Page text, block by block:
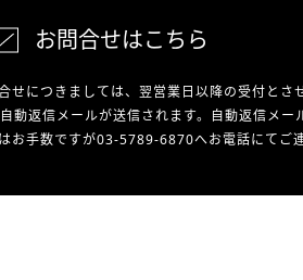
お問合せはこちら
につきましては、翌営業日以降の受付とさ
返信メールが送信されます。自動返信メー
お手数ですが03-5789-6870へお電話にてご